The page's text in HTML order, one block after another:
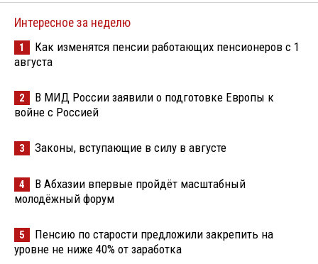
Интересное за неделю
1
Как изменятся пенсии работающих пенсионеров с 1
августа
2
В МИД России заявили о подготовке Европы к
войне с Россией
3 Законы, вступающие в силу в августе
4
В Абхазии впервые пройдёт масштабный
молодёжный форум
5
Пенсию по старости предложили закрепить на
уровне не ниже 40% от заработка